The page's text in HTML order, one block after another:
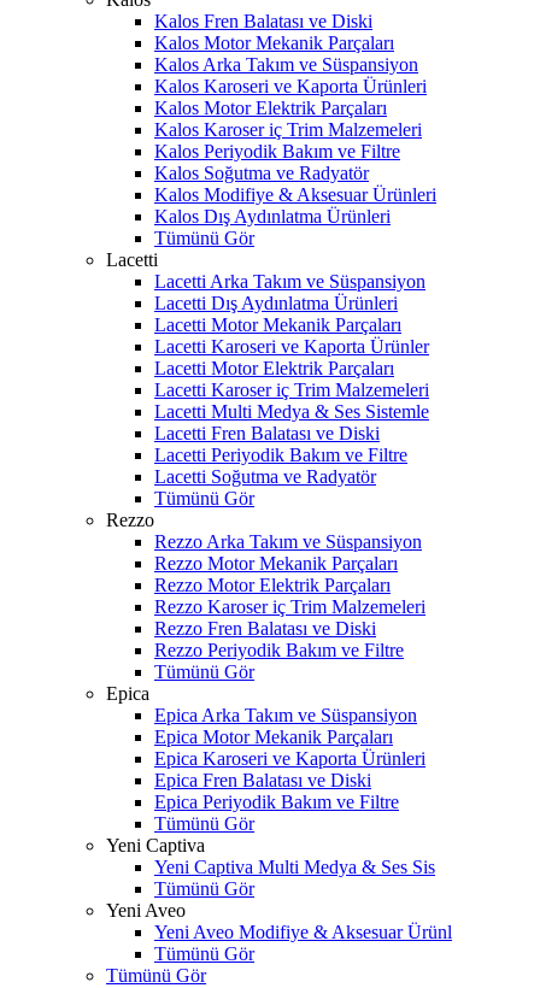
Kalos Fren Balatası ve Diski
Kalos Motor Mekanik Parçaları
Kalos Arka Takım ve Süspansiyon
Kalos Karoseri ve Kaporta Ürünleri
Kalos Motor Elektrik Parçaları
Kalos Karoser iç Trim Malzemeleri
Kalos Periyodik Bakım ve Filtre
Kalos Soğutma ve Radyatör
Kalos Modifiye & Aksesuar Ürünleri
Kalos Dış Aydınlatma Ürünleri
Tümünü Gör
Lacetti
Lacetti Arka Takım ve Süspansiyon
Lacetti Dış Aydınlatma Ürünleri
Lacetti Motor Mekanik Parçaları
Lacetti Karoseri ve Kaporta Ürünler
Lacetti Motor Elektrik Parçaları
Lacetti Karoser iç Trim Malzemeleri
Lacetti Multi Medya & Ses Sistemle
Lacetti Fren Balatası ve Diski
Lacetti Periyodik Bakım ve Filtre
Lacetti Soğutma ve Radyatör
Tümünü Gör
Rezzo
Rezzo Arka Takım ve Süspansiyon
Rezzo Motor Mekanik Parçaları
Rezzo Motor Elektrik Parçaları
Rezzo Karoser iç Trim Malzemeleri
Rezzo Fren Balatası ve Diski
Rezzo Periyodik Bakım ve Filtre
Tümünü Gör
Epica
Epica Arka Takım ve Süspansiyon
Epica Motor Mekanik Parçaları
Epica Karoseri ve Kaporta Ürünleri
Epica Fren Balatası ve Diski
Epica Periyodik Bakım ve Filtre
Tümünü Gör
Yeni Captiva
Yeni Captiva Multi Medya & Ses Sis
Tümünü Gör
Yeni Aveo
Yeni Aveo Modifiye & Aksesuar Ürünl
Tümünü Gör
Tümünü Gör